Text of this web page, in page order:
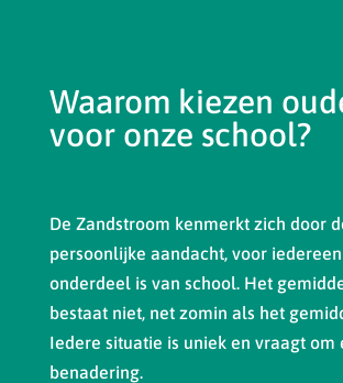
Waarom kiezen
voor onze school?
De Zandstroom kenmerkt zich door
persoonlijke aandacht, voor
onderdeel is van school. Het
bestaat niet, net zomin als het
Iedere situatie is uniek en vraagt om
benadering.